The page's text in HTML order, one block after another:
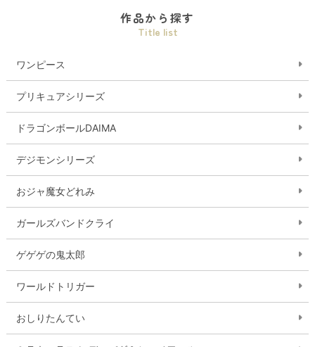
作品から探す
Title list
ワンピース
プリキュアシリーズ
ドラゴンボールDAIMA
デジモンシリーズ
おジャ魔女どれみ
ガールズバンドクライ
ゲゲゲの鬼太郎
ワールドトリガー
おしりたんてい